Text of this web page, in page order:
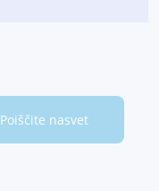
Poiščite nasvet